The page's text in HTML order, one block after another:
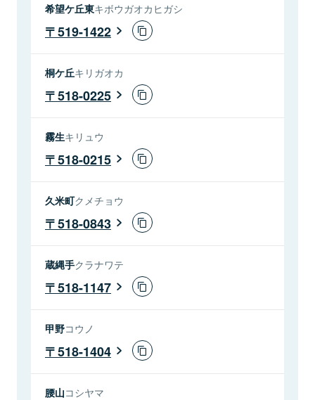
希望ケ丘東キボウガオカヒガシ
519-1422
桐ケ丘キリガオカ
518-0225
霧生キリュウ
518-0215
久米町クメチョウ
518-0843
蔵縄手クラナワテ
518-1147
甲野コウノ
518-1404
腰山コシヤマ